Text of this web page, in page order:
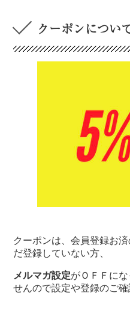
クーポンについ
クーポンは、会員登録お
だ登録していない方、
メルマガ設定がＯＦＦに
せんので設定や登録のご確